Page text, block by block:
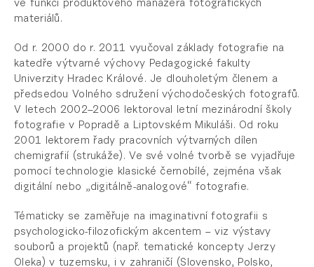
ve funkci produktového manažera fotografických
materiálů.
Od r. 2000 do r. 2011 vyučoval základy fotografie na
katedře výtvarné výchovy Pedagogické fakulty
Univerzity Hradec Králové. Je dlouholetým členem a
předsedou Volného sdružení východočeských fotografů.
V letech 2002–2006 lektoroval letní mezinárodní školy
fotografie v Popradě a Liptovském Mikuláši. Od roku
2001 lektorem řady pracovních výtvarných dílen
chemigrafií (strukáže). Ve své volné tvorbě se vyjadřuje
pomocí technologie klasické černobílé, zejména však
digitální nebo „digitálně-analogové“ fotografie.
Tématicky se zaměřuje na imaginativní fotografii s
psychologicko-filozofickým akcentem – viz výstavy
souborů a projektů (např. tematické koncepty Jerzy
Oleka) v tuzemsku, i v zahraničí (Slovensko, Polsko,